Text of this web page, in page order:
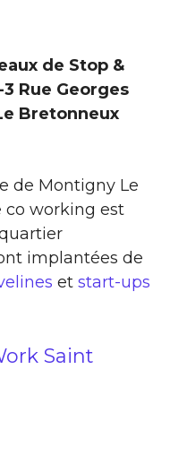
de Stop &
Rue Georges
Bretonneux
de Montigny Le
co working est
implantées de
et start-ups
Saint